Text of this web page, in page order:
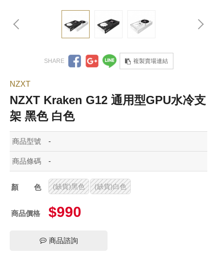
複製賣場連結
NZXT
NZXT Kraken G12 通用型GPU水冷支
架 黑色 白色
商品型號 -
商品條碼 -
顏色(缺貨)黑色 (缺貨)白色
商品價格 $990
商品諮詢